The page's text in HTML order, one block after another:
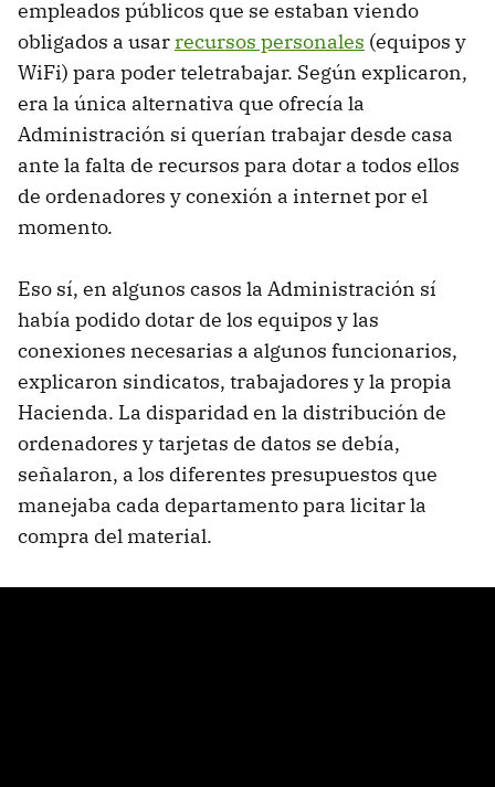
empleados públicos que se estaban viendo
obligados a usarrecursos personales (equipos y
WiFi) para poder teletrabajar. Según explicaron,
era la única alternativa que ofrecía la
Administración si querían trabajar desde casa
ante la falta de recursos para dotar a todos ellos
de ordenadores y conexión a internet por el
momento.
Eso sí, en algunos casos la Administración sí
había podido dotar de los equipos y las
conexiones necesarias a algunos funcionarios,
explicaron sindicatos, trabajadores y la propia
Hacienda. La disparidad en la distribución de
ordenadores y tarjetas de datos se debía,
señalaron, a los diferentes presupuestos que
manejaba cada departamento para licitar la
compra del material.